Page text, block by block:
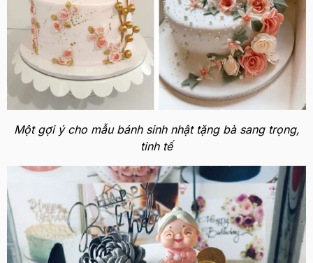
Một gợi ý cho mẫu bánh sinh nhật tặng bà sang trọng,
tinh tế